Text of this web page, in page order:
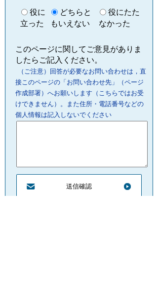
役に
立った
どちらと
もいえない
役にたた
なかった
このページに関してご意見がありま
したらご記入ください。
（ご注意）回答が必要なお問い合わせは，直
接このページの「お問い合わせ先」（ページ
作成部署）へお願いします（こちらではお受
けできません）。また住所・電話番号などの
個人情報は記入しないでください